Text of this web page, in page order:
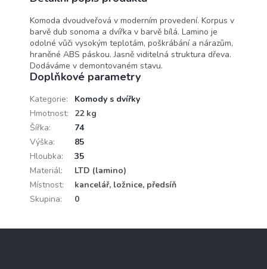
Komoda dvoudveřová v moderním provedení. Korpus v
barvě dub sonoma a dvířka v barvě bílá. Lamino je
odolné vůči vysokým teplotám, poškrábání a nárazům,
hraněné ABS páskou. Jasně viditelná struktura dřeva.
Dodáváme v demontovaném stavu.
Doplňkové parametry
Kategorie:
Komody s dvířky
Hmotnost:
22 kg
Šířka:
74
Výška:
85
Hloubka:
35
Materiál:
LTD (lamino)
Místnost:
kancelář, ložnice, předsíň
Skupina: 0